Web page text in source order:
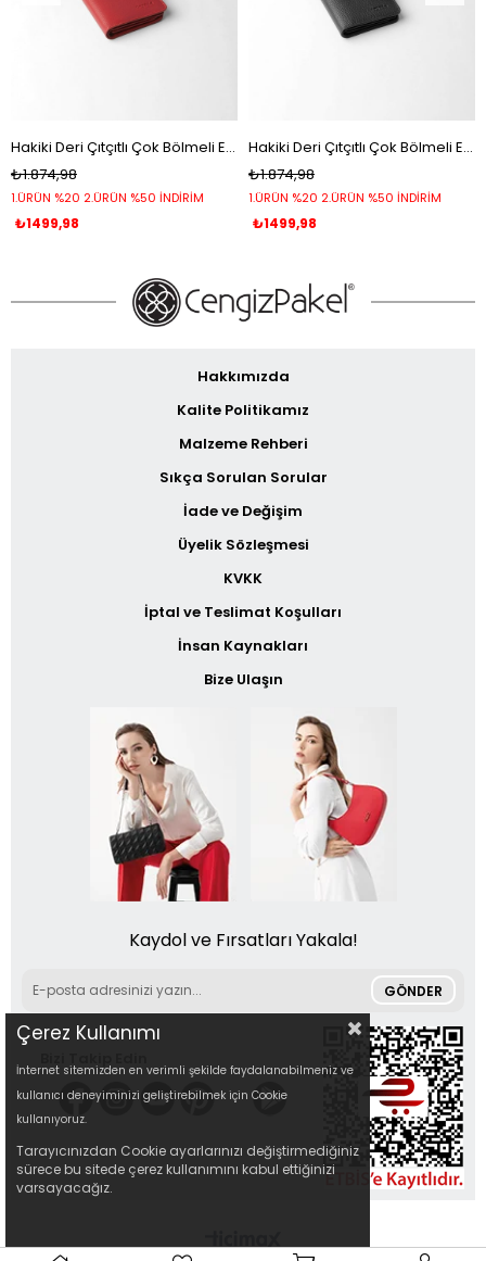
Hakiki Deri Çıtçıtlı Çok Bölmeli Erkek Cüzdan - 13632 - Kırmızı
₺1.874,98
1.ÜRÜN %20 2.ÜRÜN %50 İNDİRİM
₺1499,98
Hakiki Deri Çıtçıtlı Çok Bölmeli Erkek Cüzdan - 13632 - Siyah
₺1.874,98
1.ÜRÜN %20 2.ÜRÜN %50 İNDİRİM
₺1499,98
Hakkımızda
Kalite Politikamız
Malzeme Rehberi
Sıkça Sorulan Sorular
İade ve Değişim
Üyelik Sözleşmesi
KVKK
İptal ve Teslimat Koşulları
İnsan Kaynakları
Bize Ulaşın
Kaydol ve Fırsatları Yakala!
GÖNDER
Çerez Kullanımı
İnternet sitemizden en verimli şekilde faydalanabilmeniz ve
kullanıcı deneyiminizi geliştirebilmek için Cookie
kullanıyoruz.
Tarayıcınızdan Cookie ayarlarınızı değiştirmediğiniz
sürece bu sitede çerez kullanımını kabul ettiğinizi
varsayacağız.